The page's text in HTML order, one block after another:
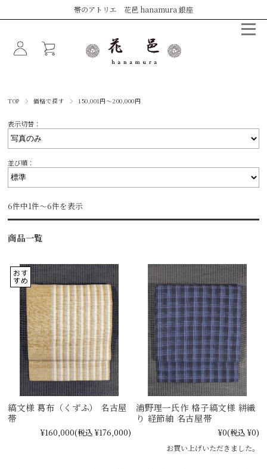
帯のアトリエ 花邑 hanamura 銀座
TOP 価格で探す 150,001円～200,000円
表示切替：
並び順：
6件中1件～6件を表示
商品一覧
縞文様 葛布（くずふ） 名古屋
帯
¥160,000(税込 ¥176,000)
浦野理一氏作 格子縞文様 絣織
り 経節紬 名古屋帯
¥0(税込 ¥0)
お買い上げいただきました。